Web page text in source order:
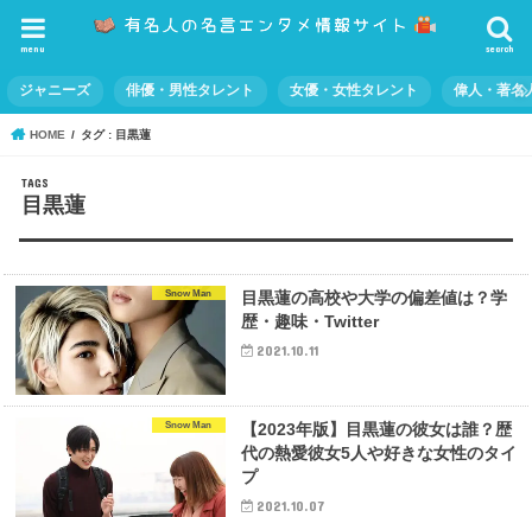
search
menu
ジャニーズ 俳優・男性タレント 女優・女性タレント 偉人・著名
HOME タグ : 目黒蓮
目黒蓮
Snow Man
目黒蓮の高校や大学の偏差値は？学
歴・趣味・Twitter
2021.10.11
Snow Man
【2023年版】目黒蓮の彼女は誰？歴
代の熱愛彼女5人や好きな女性のタイ
プ
2021.10.07